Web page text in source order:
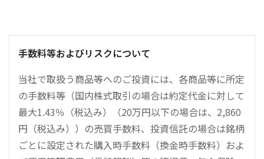
手数料等およびリスクについて
当社で取扱う商品等へのご投資には、各商品等に所定
の手数料等（国内株式取引の場合は約定代金に対して
最大1.43％（税込み）（20万円以下の場合は、2,860
円（税込み））の売買手数料、投資信託の場合は銘柄
ごとに設定された購入時手数料（換金時手数料）およ